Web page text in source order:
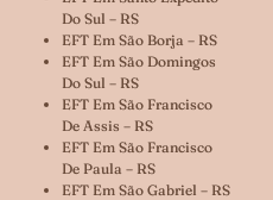
Do Sul – RS
EFT Em São Borja – RS
EFT Em São Domingos
Do Sul – RS
EFT Em São Francisco
De Assis – RS
EFT Em São Francisco
De Paula – RS
EFT Em São Gabriel – RS